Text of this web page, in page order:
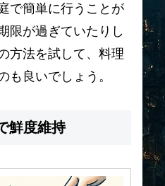
で簡単に行うことが
限が過ぎていたりし
方法を試して、料理
も良いでしょう。
鮮度維持